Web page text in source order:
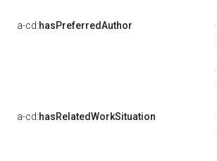
a-cd:hasPreferredAuthor
a-cd:hasRelatedWorkSituation